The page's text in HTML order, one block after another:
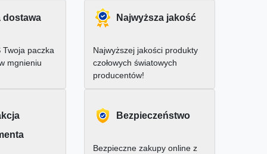
dostawa
Twoja paczka
mgnieniu
Najwyższa jakość
Najwyższej jakości produkty
czołowych światowych
producentów!
Bezpieczeństwo
Bezpieczne zakupy online z